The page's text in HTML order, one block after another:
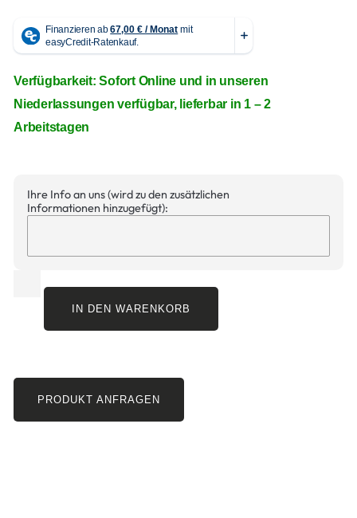
Verfügbarkeit: Sofort Online und in unseren
Niederlassungen verfügbar, lieferbar in 1 – 2
Arbeitstagen
Ihre Info an uns (wird zu den zusätzlichen
Informationen hinzugefügt):
IN DEN WARENKORB
PRODUKT ANFRAGEN